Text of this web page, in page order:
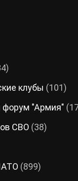
клубы (101)
форум "Армия"
СВО (38)
(899)